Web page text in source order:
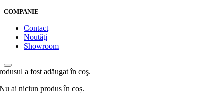
COMPANIE
Contact
Noutăţi
Showroom
a fost adăugat în coş.
Nu ai niciun produs în coș.